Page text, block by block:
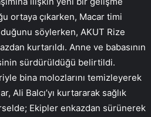
ortaya çıkarken, Macar timi
söylerken, AKUT Rize
kurtarıldı. Anne ve babasının
sürdürüldüğü belirtildi.
bina molozlarını temizleyerek
Ali Balcı’yı kurtararak sağlık
Ekipler enkazdan sürünerek